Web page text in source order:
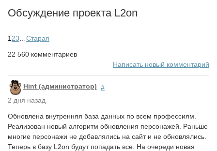
Обсуждение проекта L2on
1 23 Старая
22 560 комментариев
Написать новый комментарий
Hint (администратор) #
2 дня назад
Обновлена внутренняя база данных по всем профессиям.
Реализован новый алгоритм обновления персонажей. Раньше
многие персонажи не добавлялись на сайт и не обновлялись.
Теперь в базу L2on будут попадать все. На очереди новая